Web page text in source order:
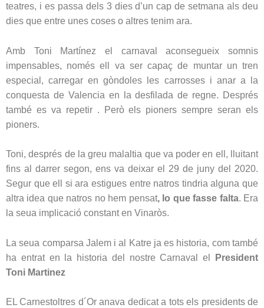
teatres, i es passa dels 3 dies d’un cap de setmana als deu
dies que entre unes coses o altres tenim ara.
Amb Toni Martínez el carnaval aconsegueix somnis
impensables, només ell va ser capaç de muntar un tren
especial, carregar en gòndoles les carrosses i anar a la
conquesta de Valencia en la desfilada de regne. Després
també es va repetir . Però els pioners sempre seran els
pioners.
Toni, després de la greu malaltia que va poder en ell, lluitant
fins al darrer segon, ens va deixar el 29 de juny del 2020.
Segur que ell si ara estigues entre natros tindria alguna que
altra idea que natros no hem pensat, lo que fasse falta. Era
la seua implicació constant en Vinaròs.
La seua comparsa Jalem i al Katre ja es historia, com també
ha entrat en la historia del nostre Carnaval el
President
Toni Martinez
EL Carnestoltres d´Or anava dedicat a tots els presidents de